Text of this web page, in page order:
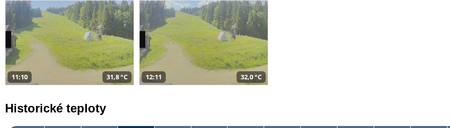
11:10 31,8 °C 12:11 32,0 °C
Historické teploty